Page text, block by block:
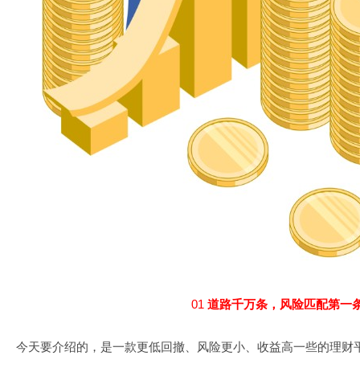
01 道路千万条，风险匹配第一
今天要介绍的，是一款更低回撤、风险更小、收益高一些的理